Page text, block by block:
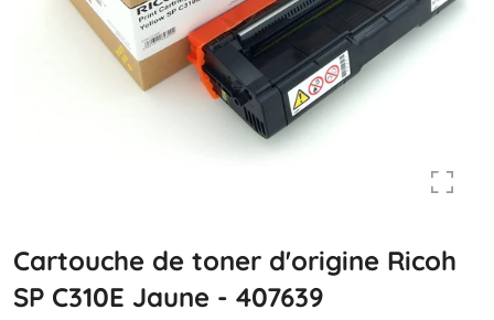
Cartouche de toner d'origine Ricoh
SP C310E Jaune - 407639